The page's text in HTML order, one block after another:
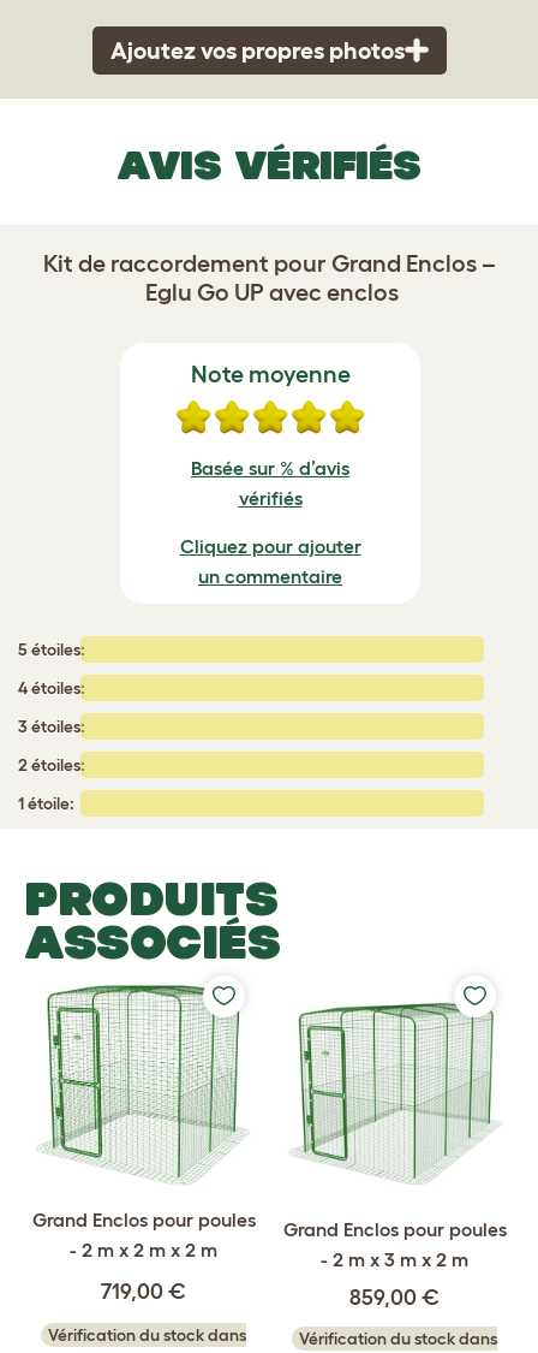
Ajoutez vos propres photos
AVIS VÉRIFIÉS
Kit de raccordement pour Grand Enclos –
Eglu Go UP avec enclos
Note moyenne
Basée sur % d’avis
vérifiés
Cliquez pour ajouter
un commentaire
5 étoiles:
4 étoiles:
3 étoiles:
2 étoiles:
1 étoile:
PRODUITS
ASSOCIÉS
Grand Enclos pour poules
- 2 m x 2 m x 2 m
719,00 €
Vérification du stock dans
Grand Enclos pour poules
- 2 m x 3 m x 2 m
859,00 €
Vérification du stock dans